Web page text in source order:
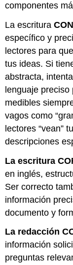
componentes
La escritura
específico y
lectores para
tus ideas. Si
abstracta,
lenguaje preciso
medibles
vagos como
lectores “vean”
descripciones
La escritura
en inglés,
Ser correcto
información
documento y
La redacción
información
preguntas